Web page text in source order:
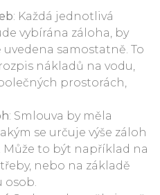
: Každá jednotlivá
vybírána záloha, by
samostatně. To
nákladů na vodu,
prostorách,
: Smlouva by měla
se určuje výše záloh
Může to být například na
nebo na základě
osob.